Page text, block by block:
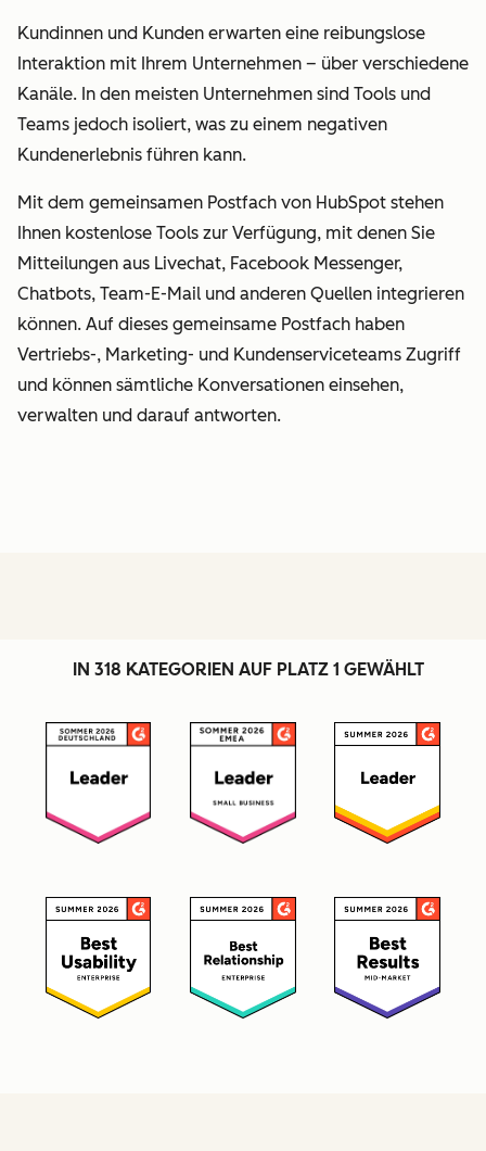
Kundinnen und Kunden erwarten eine reibungslose
Interaktion mit Ihrem Unternehmen – über verschiedene
Kanäle. In den meisten Unternehmen sind Tools und
Teams jedoch isoliert, was zu einem negativen
Kundenerlebnis führen kann.
Mit dem gemeinsamen Postfach von HubSpot stehen
Ihnen kostenlose Tools zur Verfügung, mit denen Sie
Mitteilungen aus Livechat, Facebook Messenger,
Chatbots, Team-E-Mail und anderen Quellen integrieren
können. Auf dieses gemeinsame Postfach haben
Vertriebs-, Marketing- und Kundenserviceteams Zugriff
und können sämtliche Konversationen einsehen,
verwalten und darauf antworten.
IN 318 KATEGORIEN AUF PLATZ 1 GEWÄHLT